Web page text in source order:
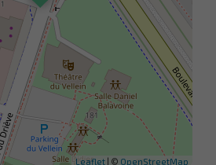
Leaflet | © OpenStreetMap